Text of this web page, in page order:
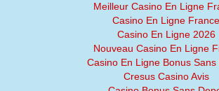
Meilleur Casino En Ligne
Casino En Ligne France
Casino En Ligne 2026
Nouveau Casino En Ligne
Casino En Ligne Bonus Sans
Cresus Casino Avis